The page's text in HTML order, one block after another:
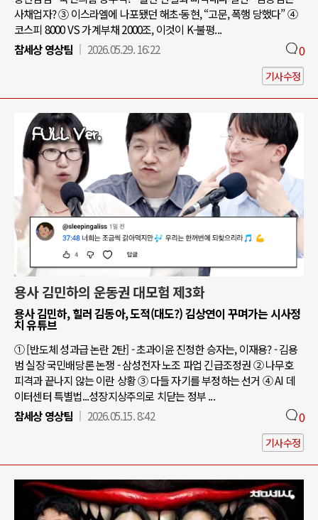
사채업자? ③ 이스라엘에 나포됐던 해초·동현, “고문, 폭행 당했다” ④
코스피 8000 VS 가계부채 2000조, 이것이 K-불평...
참세상 영상팀
2026.05.29. 16:22 0
기사수정
용사 김민하의 운동권 대모험 제3화
용사 김민하, 힐러 김동아, 도적(대도?) 김상연이 꾸며가는 시사정
치 유튜브
① [반도체 성과급 논란 2탄] - 초과이윤 진정한 승자는, 이재용? - 김용
범 실장 국민배당론 논쟁 - 삼성전자 노조 파업 긴급조정권 ② 나무호
피격과 끝나지 않는 이란 상황 ③ 다들 자기를 부정하는 선거 ④ AI 데
이터센터 특별법...성장지상주의로 치닫는 정부 ...
참세상 영상팀
2026.05.15. 8:42 0
기사수정